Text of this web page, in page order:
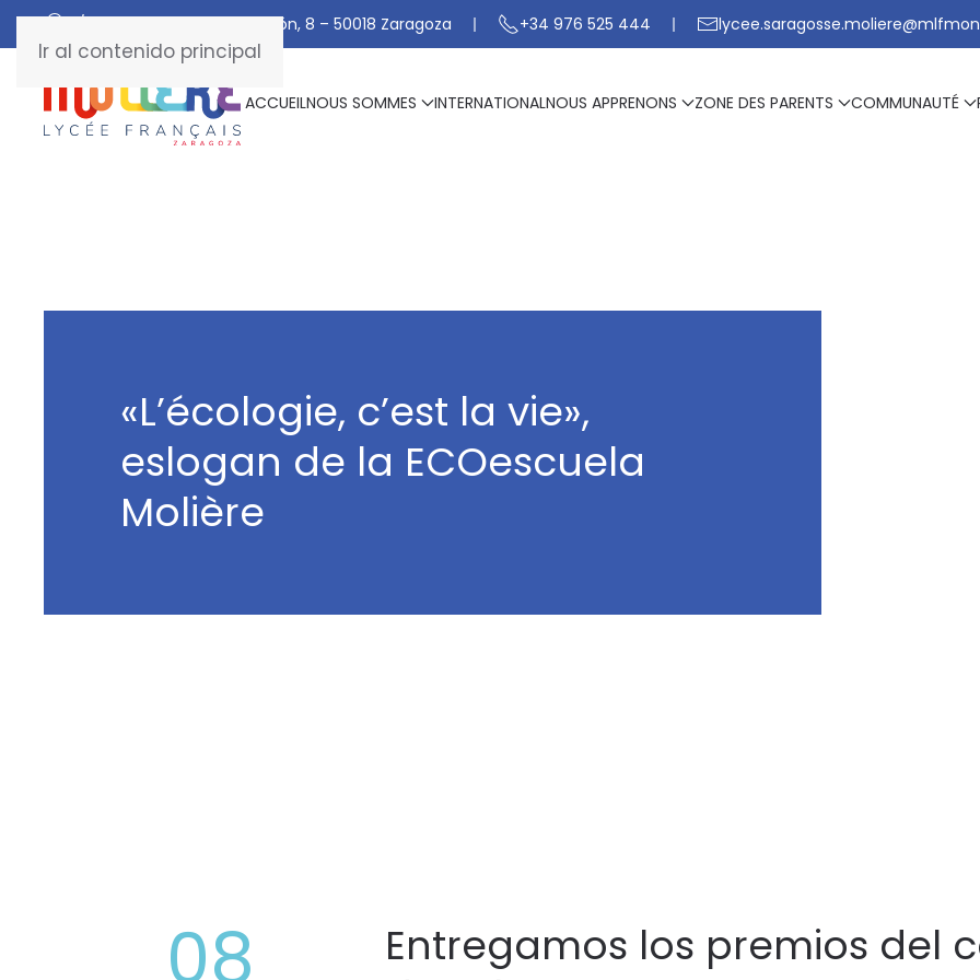
Ir al contenido principal
C/ De Manuel Marraco Ramón, 8 – 50018 Zaragoza +34 976 525 444
ACCUEILNOUS SOMMES INTERNATIONALNOUS APPRENONS ZONE DES PARENTS COMMUNAUTÉ
«L’écologie, c’est la vie»,
eslogan de la ECOescuela
Molière
08
Entregamos los premios del